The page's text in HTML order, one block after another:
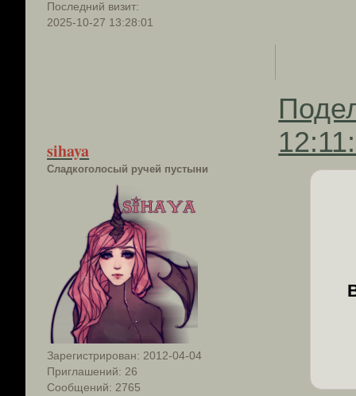
Последний визит:
2025-10-27 13:28:01
sihaya
Сладкоголосый ручей пустыни
Зарегистрирован: 2012-04-04
Приглашений: 26
Сообщений: 2765